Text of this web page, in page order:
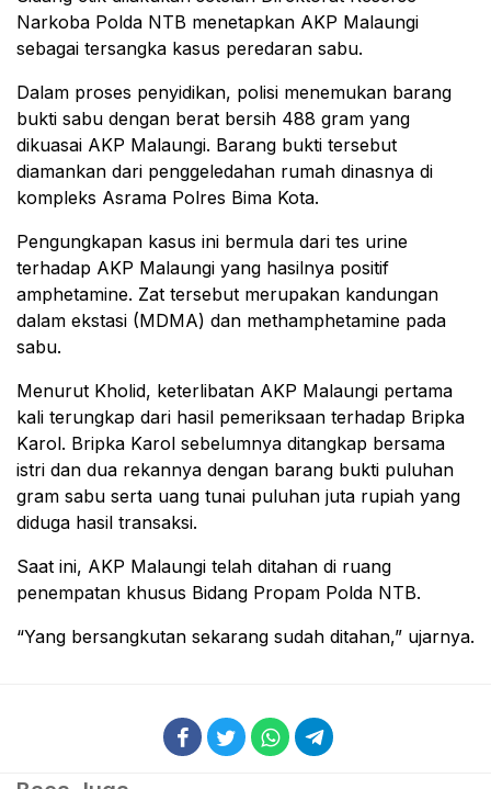
Narkoba Polda NTB menetapkan AKP Malaungi
sebagai tersangka kasus peredaran sabu.
Dalam proses penyidikan, polisi menemukan barang
bukti sabu dengan berat bersih 488 gram yang
dikuasai AKP Malaungi. Barang bukti tersebut
diamankan dari penggeledahan rumah dinasnya di
kompleks Asrama Polres Bima Kota.
Pengungkapan kasus ini bermula dari tes urine
terhadap AKP Malaungi yang hasilnya positif
amphetamine. Zat tersebut merupakan kandungan
dalam ekstasi (MDMA) dan methamphetamine pada
sabu.
Menurut Kholid, keterlibatan AKP Malaungi pertama
kali terungkap dari hasil pemeriksaan terhadap Bripka
Karol. Bripka Karol sebelumnya ditangkap bersama
istri dan dua rekannya dengan barang bukti puluhan
gram sabu serta uang tunai puluhan juta rupiah yang
diduga hasil transaksi.
Saat ini, AKP Malaungi telah ditahan di ruang
penempatan khusus Bidang Propam Polda NTB.
“Yang bersangkutan sekarang sudah ditahan,” ujarnya.